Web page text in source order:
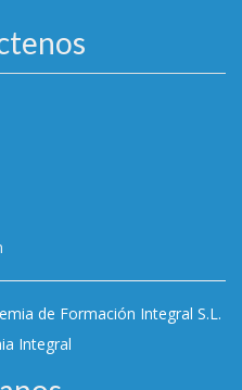
de Formación Integral S.L.